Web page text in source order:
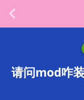
请问mod咋